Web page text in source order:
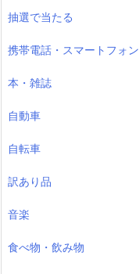
抽選で当たる
携帯電話・スマートフォン
本・雑誌
自動車
自転車
訳あり品
音楽
食べ物・飲み物